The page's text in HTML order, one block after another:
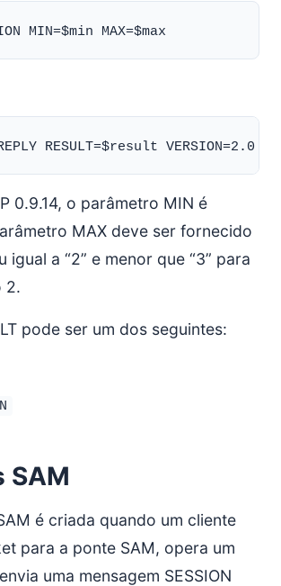
0.9.14, o parâmetro MIN é
MAX deve ser fornecido
igual a “2” e menor que “3” para
2.
pode ser um dos seguintes:
SAM
é criada quando um cliente
para a ponte SAM, opera um
uma mensagem SESSION